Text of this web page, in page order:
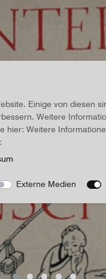
Einige von diesen
Weitere
hier: Weitere
Externe Medien